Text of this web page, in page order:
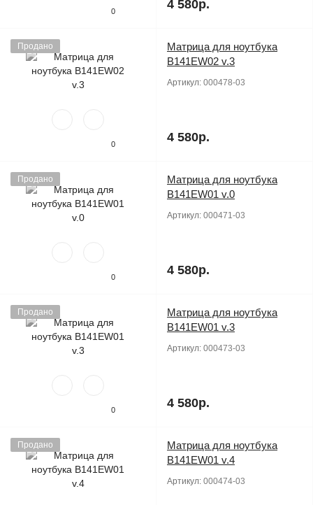
0 4 580р.
Продано
0
Матрица для ноутбука
B141EW02 v.3
Артикул: 000478-03
4 580р.
Продано
0
Матрица для ноутбука
B141EW01 v.0
Артикул: 000471-03
4 580р.
Продано
0
Матрица для ноутбука
B141EW01 v.3
Артикул: 000473-03
4 580р.
Продано
Матрица для ноутбука
B141EW01 v.4
Артикул: 000474-03